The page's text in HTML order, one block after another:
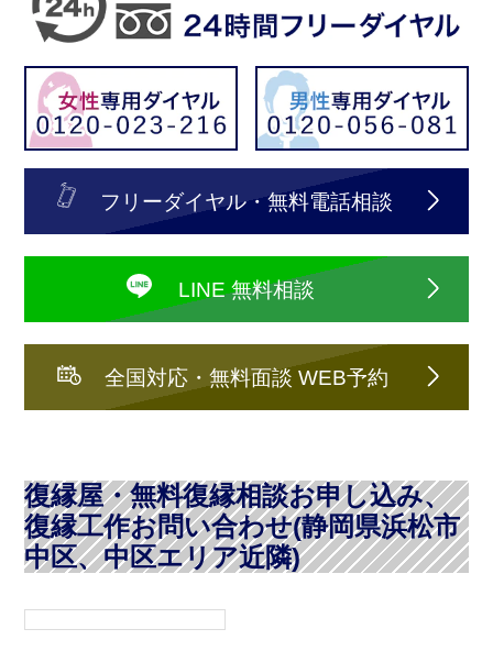
フリーダイヤル・無料電話相談
LINE 無料相談
全国対応・無料面談 WEB予約
復縁屋・無料復縁相談お申し込み、
復縁工作お問い合わせ(静岡県浜松市
中区、中区エリア近隣)